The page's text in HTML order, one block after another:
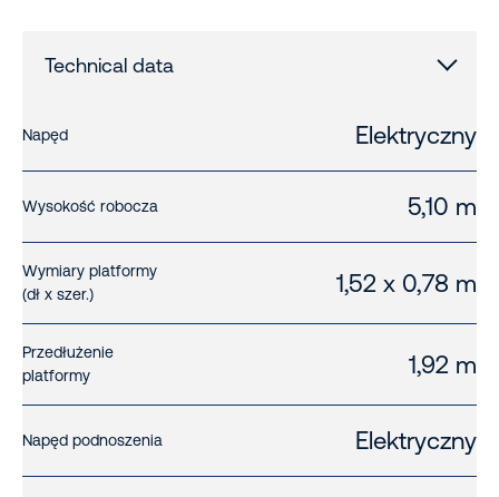
Technical data
Napęd Elektryczny
Wysokość robocza 5,10 m
Wymiary platformy
(dł x szer.)
1,52 x 0,78 m
Przedłużenie
platformy
1,92 m
Napęd podnoszenia Elektryczny